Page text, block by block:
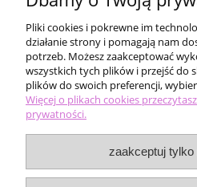
Pomoc
Moje
Płatności i
Pliki cookies i pokrewne im
działanie strony i pomagają nam
potrzeb. Możesz zaakceptować
wszystkich tych plików i przejść do
plików do swoich preferencji,
Więcej o plikach cookies
prywatności.
zaakceptuj tylko